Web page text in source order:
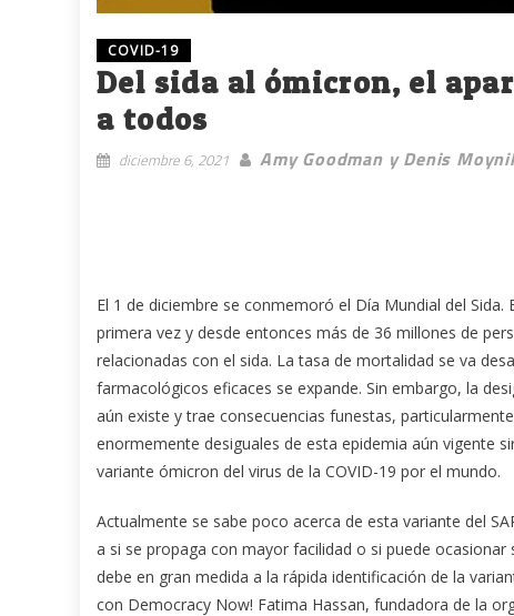
COVID-19
Del sida al ómicron, el
a todos
diciembre 6, 2021 Amy Goodman y Denis
El 1 de diciembre se conmemoró el Día Mundial del
primera vez y desde entonces más de 36 millones de
relacionadas con el sida. La tasa de mortalidad se va
farmacológicos eficaces se expande. Sin embargo, la
aún existe y trae consecuencias funestas,
enormemente desiguales de esta epidemia aún vigente
variante ómicron del virus de la COVID-19 por el mundo.
Actualmente se sabe poco acerca de esta variante del
a si se propaga con mayor facilidad o si puede
debe en gran medida a la rápida identificación de la
con Democracy Now! Fatima Hassan, fundadora de la